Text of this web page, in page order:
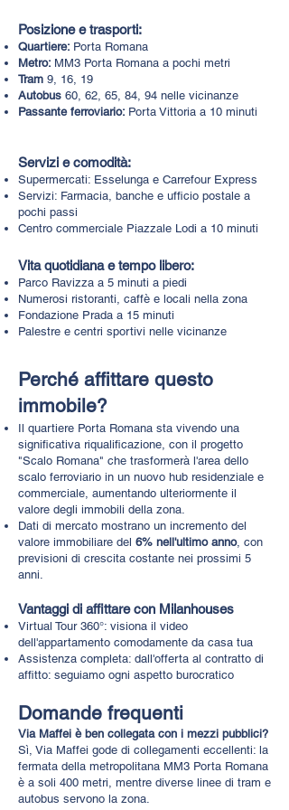
Posizione e trasporti:​
Quartiere: Porta Romana
Metro: MM3 Porta Romana a pochi metri
Tram 9, 16, 19
Autobus 60, 62, 65, 84, 94 nelle vicinanze
Passante ferroviario: Porta Vittoria a 10 minuti
Servizi e comodità:
Supermercati: Esselunga e Carrefour Express
Servizi: Farmacia, banche e ufficio postale a
pochi passi
Centro commerciale Piazzale Lodi a 10 minuti
Vita quotidiana e tempo libero:
Parco Ravizza a 5 minuti a piedi
Numerosi ristoranti, caffè e locali nella zona
Fondazione Prada a 15 minuti
Palestre e centri sportivi nelle vicinanze
Perché affittare questo
immobile?
Il quartiere Porta Romana sta vivendo una
significativa riqualificazione, con il progetto
"Scalo Romana" che trasformerà l'area dello
scalo ferroviario in un nuovo hub residenziale e
commerciale, aumentando ulteriormente il
valore degli immobili della zona.
Dati di mercato mostrano un incremento del
valore immobiliare del 6% nell'ultimo anno, con
previsioni di crescita costante nei prossimi 5
anni.
Vantaggi di affittare con Milanhouses
Virtual Tour 360°: visiona il video
dell'appartamento comodamente da casa tua
Assistenza completa: dall'offerta al contratto di
affitto: seguiamo ogni aspetto burocratico
Domande frequenti
Via Maffei è ben collegata con i mezzi pubblici?
Sì, Via Maffei gode di collegamenti eccellenti: la
fermata della metropolitana MM3 Porta Romana
è a soli 400 metri, mentre diverse linee di tram e
autobus servono la zona.